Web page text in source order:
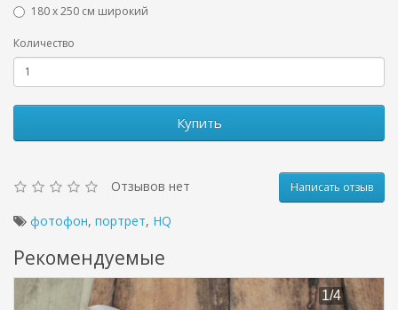
180 х 250 см широкий
Количество
Купить
Отзывов нет Написать отзыв
фотофон, портрет, HQ
Рекомендуемые